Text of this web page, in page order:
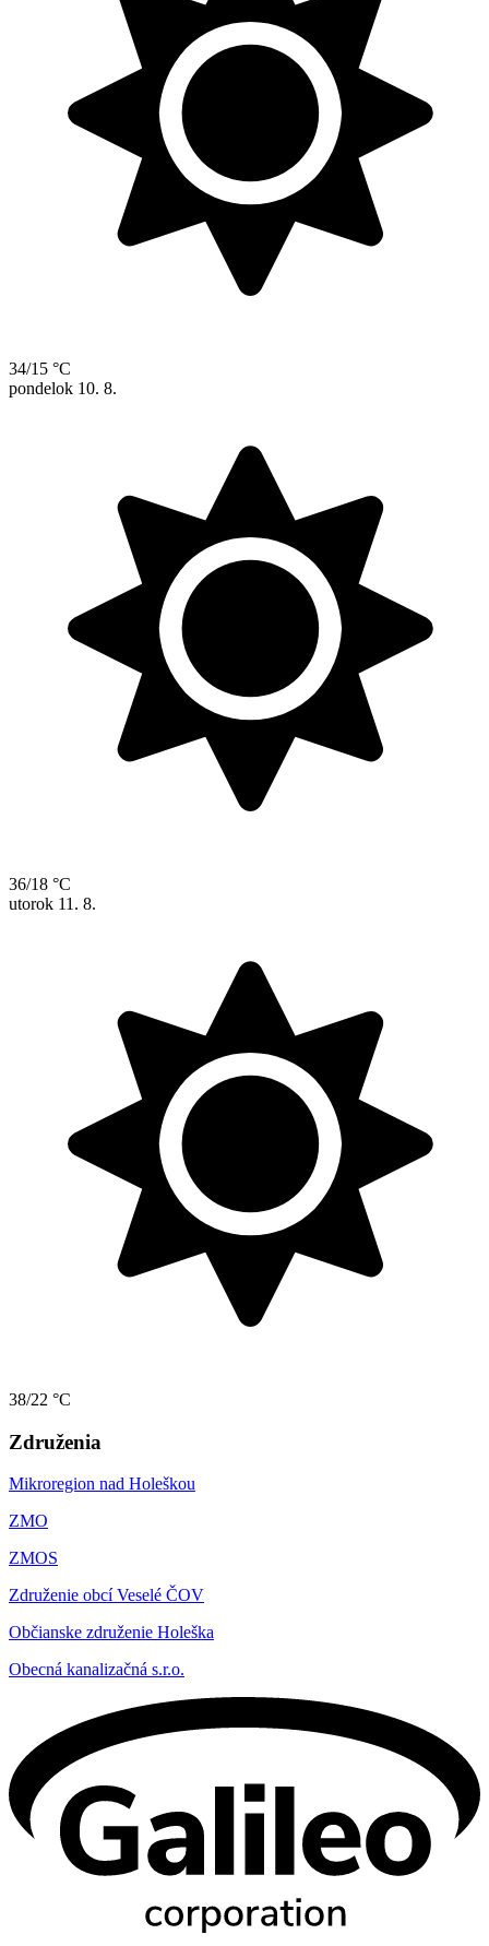
34/15 °C
pondelok 10. 8.
36/18 °C
utorok 11. 8.
38/22 °C
Združenia
Mikroregion nad Holeškou
ZMO
ZMOS
Združenie obcí Veselé ČOV
Občianske združenie Holeška
Obecná kanalizačná s.r.o.